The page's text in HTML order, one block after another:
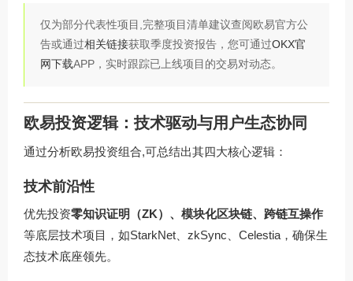
仅为部分代表性项目,完整项目清单建议查阅欧易官方公
告或通过相关链接获取季度投资报告，您可通过OKX官
网下载APP，实时跟踪已上线项目的交易对动态。
欧易投资逻辑：技术驱动与用户生态协同
通过分析欧易投资组合,可总结出其四大核心逻辑：
技术前沿性
优先投资零知识证明（ZK）、模块化区块链、跨链互操作
等底层技术项目，如StarkNet、zkSync、Celestia，确保生
态技术底座领先。